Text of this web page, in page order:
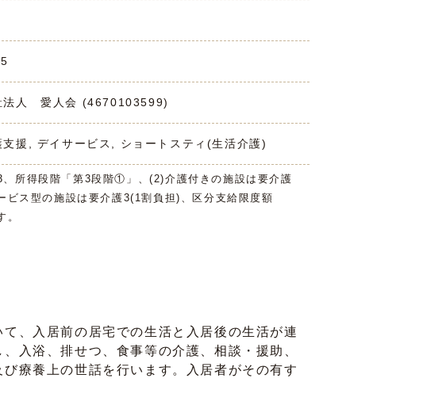
法人 愛人会 (4670103599)
支援, デイサービス, ショートスティ(生活介護)
所得段階「第3段階①」、(2)介護付きの施設は要介護
ビス型の施設は要介護3(1割負担)、区分支給限度額
。
、入居前の居宅での生活と入居後の生活が連
入浴、排せつ、食事等の介護、相談・援助、
療養上の世話を行います。入居者がその有す